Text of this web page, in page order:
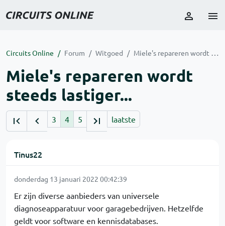
Circuits Online Forum Witgoed Miele's repareren wordt steeds lastiger...
Miele's repareren wordt
steeds lastiger...
3 4 5 laatste
Tinus22
donderdag 13 januari 2022 00:42:39
Er zijn diverse aanbieders van universele
diagnoseapparatuur voor garagebedrijven. Hetzelfde
geldt voor software en kennisdatabases.